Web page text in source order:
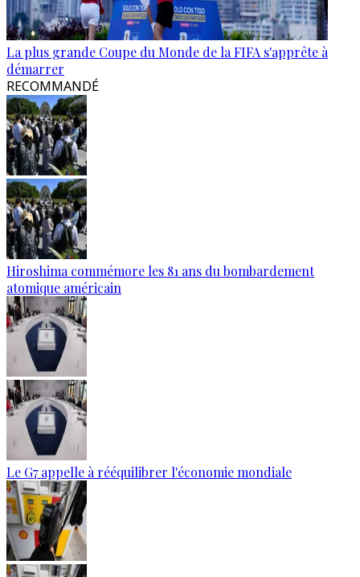
La plus grande Coupe du Monde de la FIFA s'apprête à
démarrer
RECOMMANDÉ
Hiroshima commémore les 81 ans du bombardement
atomique américain
Le G7 appelle à rééquilibrer l'économie mondiale